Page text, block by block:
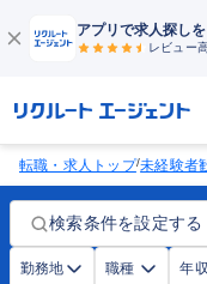
アプリで求人探し
レビュー
転職・求人トップ/未経験者
検索条件を設定する
勤務地 職種 年収